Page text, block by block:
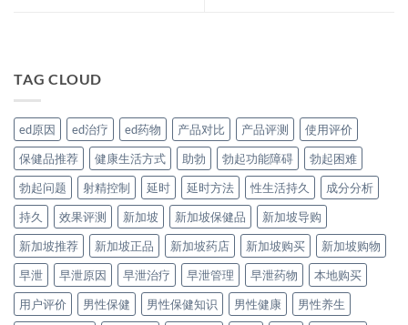
TAG CLOUD
ed原因 ed治疗 ed药物 产品对比 产品评测
使用评价
保健品推荐
健康生活方式 助勃 勃起功能障碍
勃起困难
勃起问题
射精控制 延时 延时方法 性生活持久
成分分析
持久
效果评测 新加坡 新加坡保健品
新加坡导购
新加坡推荐
新加坡正品 新加坡药店 新加坡购买
新加坡购物
早泄
早泄原因 早泄治疗 早泄管理 早泄药物
本地购买
用户评价
男性保健 男性保健知识 男性健康
男性养生